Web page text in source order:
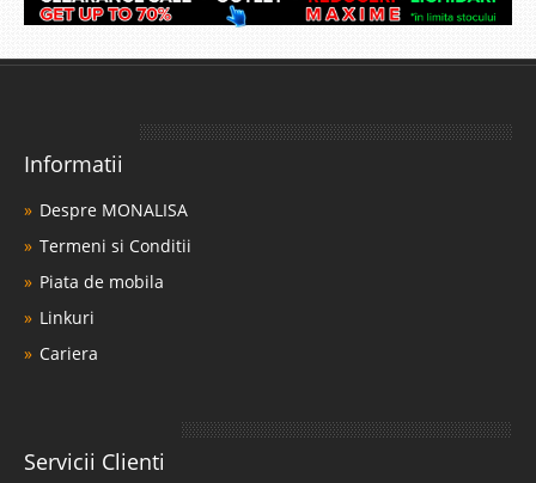
Informatii
Despre MONALISA
Termeni si Conditii
Piata de mobila
Linkuri
Cariera
Servicii Clienti